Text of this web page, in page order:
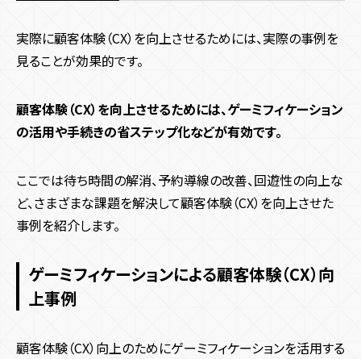
実際に顧客体験（CX）を向上させるためには、実際の事例を
見ることが効果的です。
顧客体験（CX）を向上させるためには、ゲーミフィケーション
の活用や手続きの省ステップ化などが有効です。
ここでは待ち時間の解消、予約導線の改善、回遊性の向上な
ど、さまざまな課題を解決して顧客体験（CX）を向上させた
事例を紹介します。
ゲーミフィケーションによる顧客体験（CX）向
上事例
顧客体験（CX）向上のためにゲーミフィケーションを活用する